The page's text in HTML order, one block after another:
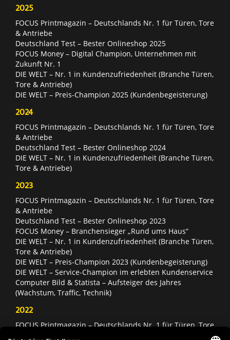
2025
FOCUS Printmagazin – Deutschlands Nr. 1 für Türen, Tore
& Antriebe
Deutschland Test – Bester Onlineshop 2025
FOCUS Money – Digital Champion, Unternehmen mit
Zukunft Nr. 1
DIE WELT – Nr. 1 in Kundenzufriedenheit (Branche Türen,
Tore & Antriebe)
DIE WELT – Preis-Champion 2025 (Kundenbegeisterung)
2024
FOCUS Printmagazin – Deutschlands Nr. 1 für Türen, Tore
& Antriebe
Deutschland Test – Bester Onlineshop 2024
DIE WELT – Nr. 1 in Kundenzufriedenheit (Branche Türen,
Tore & Antriebe)
2023
FOCUS Printmagazin – Deutschlands Nr. 1 für Türen, Tore
& Antriebe
Deutschland Test – Bester Onlineshop 2023
FOCUS Money – Branchensieger „Rund ums Haus“
DIE WELT – Nr. 1 in Kundenzufriedenheit (Branche Türen,
Tore & Antriebe)
DIE WELT – Preis-Champion 2023 (Kundenbegeisterung)
DIE WELT – Service-Champion im erlebten Kundenservice
Computer Bild & Statista – Aufsteiger des Jahres
(Wachstum, Traffic, Technik)
2022
FOCUS Printmagazin – Deutschlands Nr. 1 für Türen, Tore